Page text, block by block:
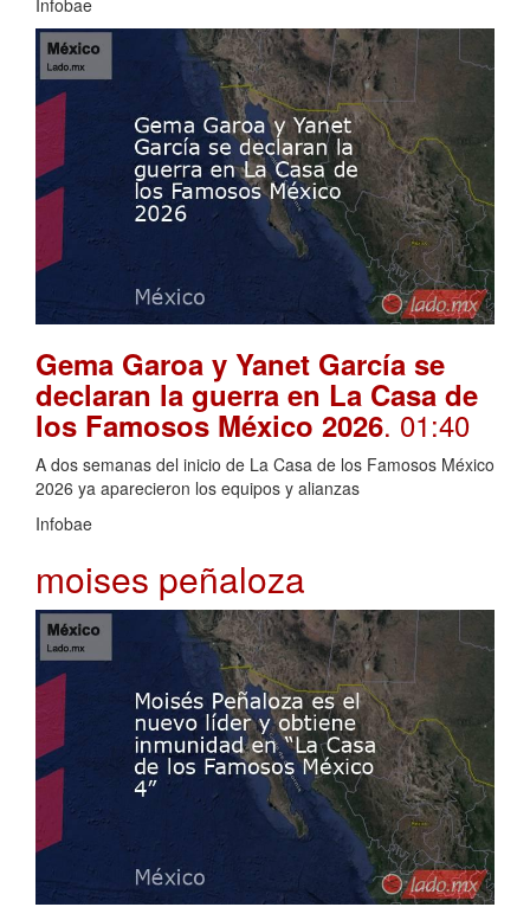
Infobae
Gema Garoa y Yanet García se
declaran la guerra en La Casa de
los Famosos México 2026. 01:40
A dos semanas del inicio de La Casa de los Famosos México
2026 ya aparecieron los equipos y alianzas
Infobae
moises peñaloza